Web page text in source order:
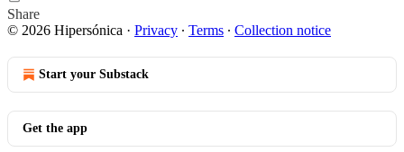
Share
© 2026 Hipersónica · Privacy ∙ Terms ∙ Collection notice
Start your Substack
Get the app